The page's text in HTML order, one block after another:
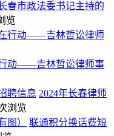
春市政法委书记主持的
览
动——吉林哲讼律师事
2024年长春律师
浏览
联通积分换话费短